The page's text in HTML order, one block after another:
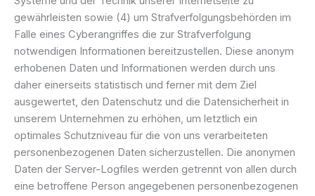
gewährleisten sowie (4) um Strafverfolgungsbehörden im
Falle eines Cyberangriffes die zur Strafverfolgung
notwendigen Informationen bereitzustellen. Diese anonym
erhobenen Daten und Informationen werden durch uns
daher einerseits statistisch und ferner mit dem Ziel
ausgewertet, den Datenschutz und die Datensicherheit in
unserem Unternehmen zu erhöhen, um letztlich ein
optimales Schutzniveau für die von uns verarbeiteten
personenbezogenen Daten sicherzustellen. Die anonymen
Daten der Server-Logfiles werden getrennt von allen durch
eine betroffene Person angegebenen personenbezogenen